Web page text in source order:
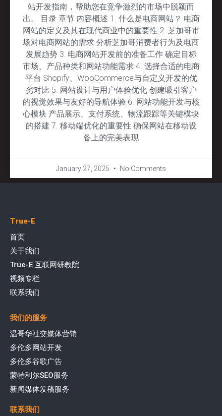
站开发指南，帮助您在竞争激烈的市场中脱颖而
出。 目录 章节 内容概述 1. 什么是电商网站？ 电商
网站的定义及其在现代商业中的重要性 2. 芝加哥市
场对电商网站的需求 分析芝加哥消费者行为及电商
发展趋势 3. 电商网站开发前的准备工作 确定目标
市场、产品种类和网站功能需求 4. 选择合适的电商
平台 Shopify、WooCommerce与自定义开发的优
劣对比 5. 网站设计与用户体验优化 创建吸引客户
的视觉效果与友好的导航体验 6. 网站功能开发与核
心模块 产品展示、支付系统、物流跟踪等关键模块
的搭建 7. 移动端优化的重要性 确保网站在移动设
备上的完美表现
January 27, 2025 No Comments
True-E
首页
关于我们
True-E 互联网研教院
视频专栏
联系我们
我们的服务
温哥华社交媒体营销
多伦多网站开发
多伦多谷歌广告
蒙特利尔SEO服务
新闻媒体发稿服务
联系我们